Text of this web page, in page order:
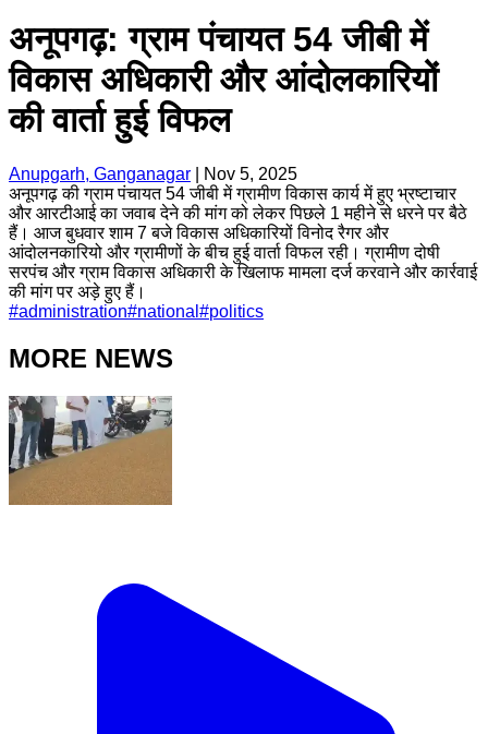
अनूपगढ़: ग्राम पंचायत 54 जीबी में
विकास अधिकारी और आंदोलकारियों
की वार्ता हुई विफल
Anupgarh, Ganganagar
Nov 5, 2025
अनूपगढ़ की ग्राम पंचायत 54 जीबी में ग्रामीण विकास कार्य में हुए भ्रष्टाचार
और आरटीआई का जवाब देने की मांग को लेकर पिछले 1 महीने से धरने पर बैठे
हैं। आज बुधवार शाम 7 बजे विकास अधिकारियों विनोद रैगर और
आंदोलनकारियो और ग्रामीणों के बीच हुई वार्ता विफल रही। ग्रामीण दोषी
सरपंच और ग्राम विकास अधिकारी के खिलाफ मामला दर्ज करवाने और कार्रवाई
की मांग पर अड़े हुए हैं।
#administration#national #politics
MORE NEWS